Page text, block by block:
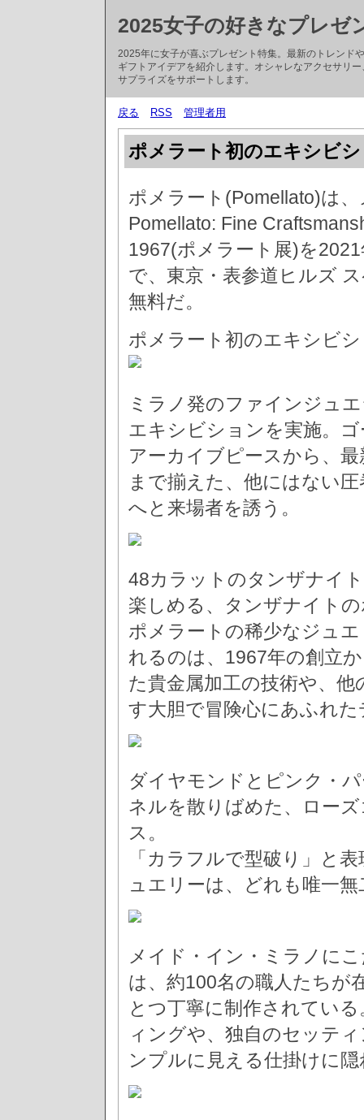
2025女子の好きなプレゼ
2025年に女子が喜ぶプレゼント特集。最新のトレンド
ギフトアイデアを紹介します。オシャレなアクセサリ
サプライズをサポートします。
戻る RSS 管理者用
ポメラート初のエキシビ
ポメラート(Pomellato)は
Pomellato: Fine
1967(ポメラート展)を
で、東京・表参道ヒルズ
無料だ。
ポメラート初のエキシビ
ミラノ発のファインジュ
エキシビションを実施。
アーカイブピースから、
まで揃えた、他にはない
へと来場者を誘う。
48カラットのタンザナイ
楽しめる、タンザナイト
ポメラートの稀少なジュ
れるのは、1967年の創立
た貴金属加工の技術や、
す大胆で冒険心にあふれ
ダイヤモンドとピンク・
ネルを散りばめた、ロー
ス。
「カラフルで型破り」と
ュエリーは、どれも唯一
メイド・イン・ミラノに
は、約100名の職人たちが
とつ丁寧に制作されてい
ィングや、独自のセッテ
ンプルに見える仕掛けに